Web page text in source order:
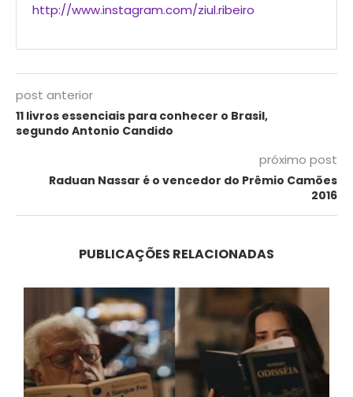
http://www.instagram.com/ziul.ribeiro
post anterior
11 livros essenciais para conhecer o Brasil,
segundo Antonio Candido
próximo post
Raduan Nassar é o vencedor do Prêmio Camões
2016
PUBLICAÇÕES RELACIONADAS